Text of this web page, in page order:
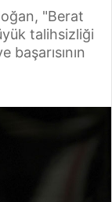
"Berat
talihsizliği
başarısının